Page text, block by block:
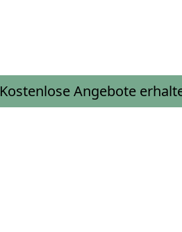
Kostenlose Angebote